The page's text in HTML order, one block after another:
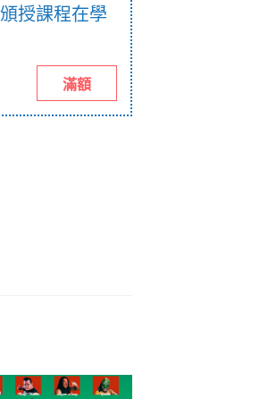
授課程在學
滿額